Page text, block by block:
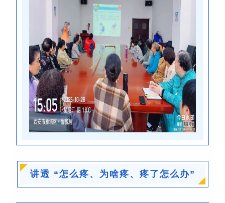
讲透 “怎么疼、为啥疼、疼了怎么办”